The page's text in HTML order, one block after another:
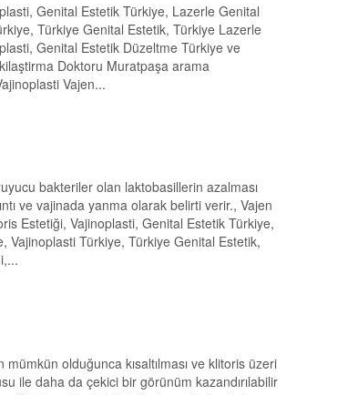
Genital Estetik Türkiye, Lazerle Genital
Türkiye Genital Estetik, Türkiye Lazerle
Genital Estetik Düzeltme Türkiye ve
Doktoru Muratpaşa arama
Vajen...
bakteriler olan laktobasillerin azalması
ve vajinada yanma olarak belirti verir., Vajen
Estetiği, Vajinoplasti, Genital Estetik Türkiye,
Vajinoplasti Türkiye, Türkiye Genital Estetik,
olduğunca kısaltılması ve klitoris üzeri
ile daha da çekici bir görünüm kazandırılabilir